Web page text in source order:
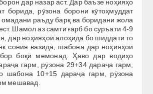
дар назар аст. Дар баъзе ноҳияҳо
борида, рӯзона борони кӯтоҳмуддат
раъду барқ ва боридани жола
Шамол аз самти ғарб бо суръати 4-9
дар ноҳияҳои алоҳида бо шиддати то
сония вазида, шабона дар ноҳияҳои
боқӣ мемонад. Ҳаво дар водиҳо
гарм, рӯзона 29+34 дараҷа гарм,
шабона 10+15 дараҷа гарм, рӯзона
мешавад.